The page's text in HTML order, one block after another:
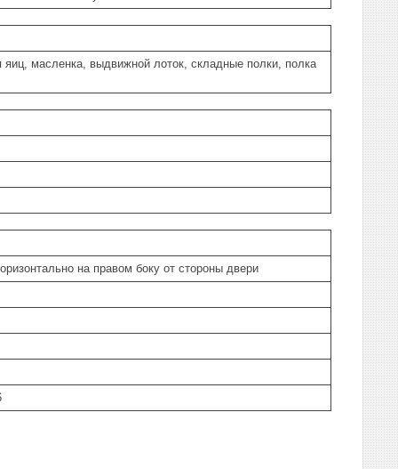
яиц, масленка, выдвижной лоток, складные полки, полка
на правом боку от стороны двери